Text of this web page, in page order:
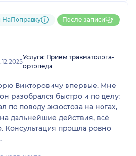
НаПоправку После записи
Услуга: Прием травматолога-
ортопеда
Викторовичу впервые. Мне
разобрался быстро и по делу:
по поводу экзостоза на ногах,
дальнейшие действия, всё
Консультация прошла ровно